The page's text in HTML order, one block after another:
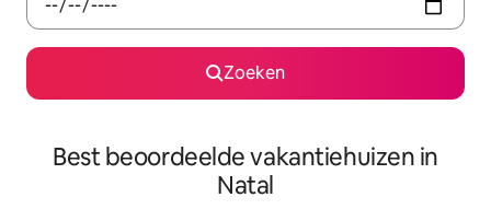
Zoeken
Best beoordeelde vakantiehuizen in
Natal